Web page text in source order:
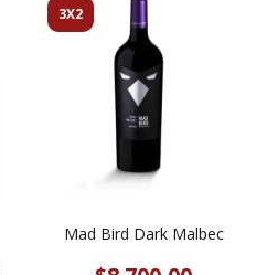
3X2
Mad Bird Dark Malbec